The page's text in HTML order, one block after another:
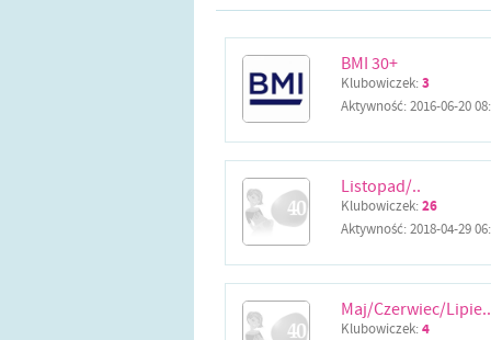
BMI 30+
Klubowiczek:3
Aktywność:2016-06-20
Listopad/..
Klubowiczek:26
Aktywność:2018-04-29
Maj/Czerwiec/Lipie..
Klubowiczek:4